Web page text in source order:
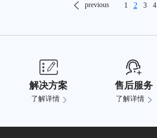
previous 1 2 3 4
解决方案
了解详情
售后服务
了解详情